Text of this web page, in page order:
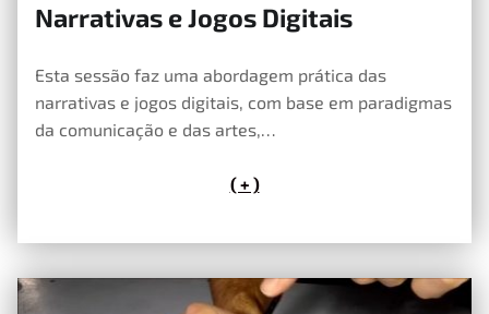
Narrativas e Jogos Digitais
Esta sessão faz uma abordagem prática das
narrativas e jogos digitais, com base em paradigmas
da comunicação e das artes,…
( + )